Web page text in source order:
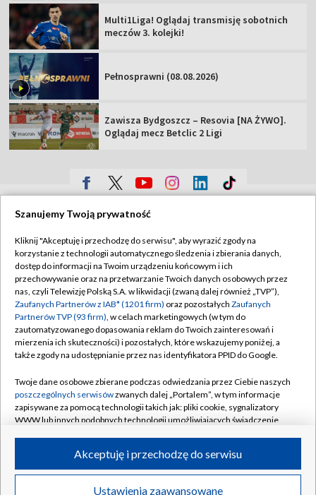
Multi1Liga! Oglądaj transmisję sobotnich
meczów 3. kolejki!
Pełnosprawni (08.08.2026)
Zawisza Bydgoszcz – Resovia [NA ŻYWO].
Oglądaj mecz Betclic 2 Ligi
Sklep TVP
Biuro Reklamy
Oferta Handlowa
Telegazeta ogłoszenia
Emisja w TVP
Ogłoszenia przetargowe
Akademia Telewizyjna
Centrum informacji TVP
System NOS
Polityka prywatności
Moje zgody
Biuro reklamy
Kontakt
©2026 Telewizja Polska Spółka Akcyjna w likwidacji
Szanujemy Twoją prywatność
Kliknij "Akceptuję i przechodzę do serwisu", aby wyrazić zgody na
korzystanie z technologii automatycznego śledzenia i zbierania danych,
dostęp do informacji na Twoim urządzeniu końcowym i ich
przechowywanie oraz na przetwarzanie Twoich danych osobowych przez
nas, czyli Telewizję Polską S.A. w likwidacji (zwaną dalej również „TVP”),
Zaufanych Partnerów z IAB* (1201 firm) oraz pozostałych Zaufanych
Partnerów TVP (93 firm), w celach marketingowych (w tym do
zautomatyzowanego dopasowania reklam do Twoich zainteresowań i
mierzenia ich skuteczności) i pozostałych, które wskazujemy poniżej, a
także zgody na udostępnianie przez nas identyfikatora PPID do Google.
Twoje dane osobowe zbierane podczas odwiedzania przez Ciebie naszych
poszczególnych serwisówzwanych dalej „Portalem”, w tym informacje
zapisywane za pomocą technologii takich jak: pliki cookie, sygnalizatory
WWW lub innych podobnych technologii umożliwiających świadczenie
ruchu w Internecie.
Twoje dane osobowe zbierane podczas odwiedzania przez Ciebie
Ustawienia zaawansowane
Akceptuję i przechodzę do serwisu